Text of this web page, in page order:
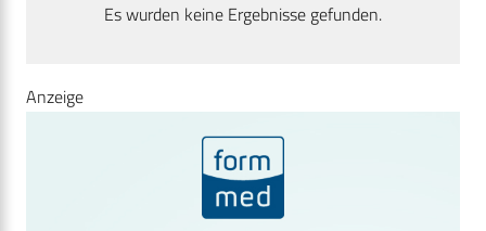
Es wurden keine Ergebnisse gefunden.
Anzeige